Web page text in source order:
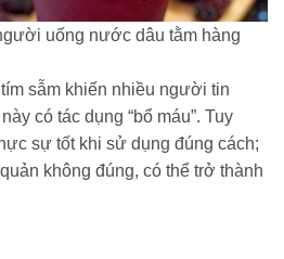
uống nước dâu tằm hàng
sẫm khiến nhiều người tin
có tác dụng “bổ máu”. Tuy
sự tốt khi sử dụng đúng cách;
không đúng, có thể trở thành